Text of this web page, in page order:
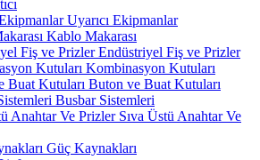
Uyarıcı Ekipmanlar
Kablo Makarası
Endüstriyel Fiş ve Prizler
Kombinasyon Kutuları
Buton ve Buat Kutuları
Busbar Sistemleri
Sıva Üstü Anahtar Ve
Güç Kaynakları